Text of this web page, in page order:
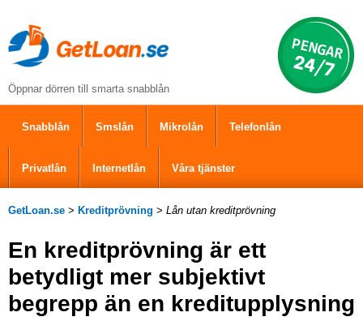
Öppnar dörren till smarta snabblån
Snabblån Smslån Mikrolån Telefonlån
Privatlån Internetlån Våra tjänster
GetLoan.se > Kreditprövning > Lån utan kreditprövning
En kreditprövning är ett
betydligt mer subjektivt
begrepp än en kreditupplysning